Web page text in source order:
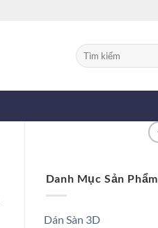
Tìm
kiếm:
Danh Mục Sản Phẩm
Dán Sàn 3D